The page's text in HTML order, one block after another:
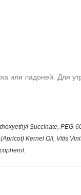
или ладоней. Для
Succinate, PEG-
Kernel Oil, Vitis